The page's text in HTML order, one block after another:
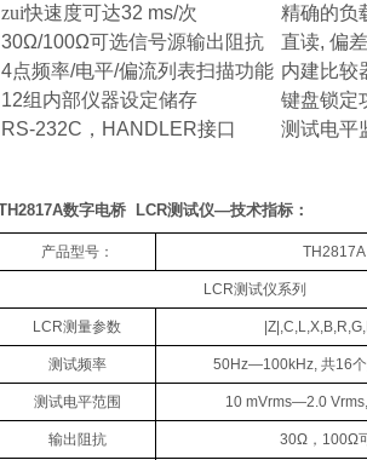
zui快速度可达32 ms/次
30Ω/100Ω可选信号源输出阻抗
4点频率/电平/偏流列表扫描功能
12组内部仪器设定储存
RS-232C ， HANDLER接口
精确的负
直读,偏
内建比较
键盘锁定
测试电平
数字电桥 LCR测试仪—技术指标：
产品型号： TH2817A
LCR测试仪系列
LCR测量参数
测试频率 50Hz—100kHz,共16
测试电平范围 10 mVrms—2.0
输出阻抗 30Ω ， 100Ω